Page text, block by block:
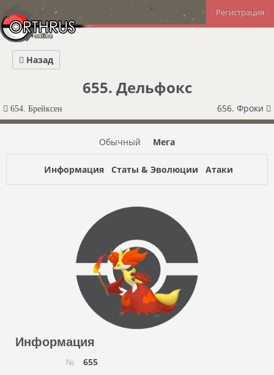
Регистрация
655. Дельфокс
654. Брейксен 656. Фроки
Назад
Обычный Мега
Информация Статы & Эволюции Атаки
Информация
№
655